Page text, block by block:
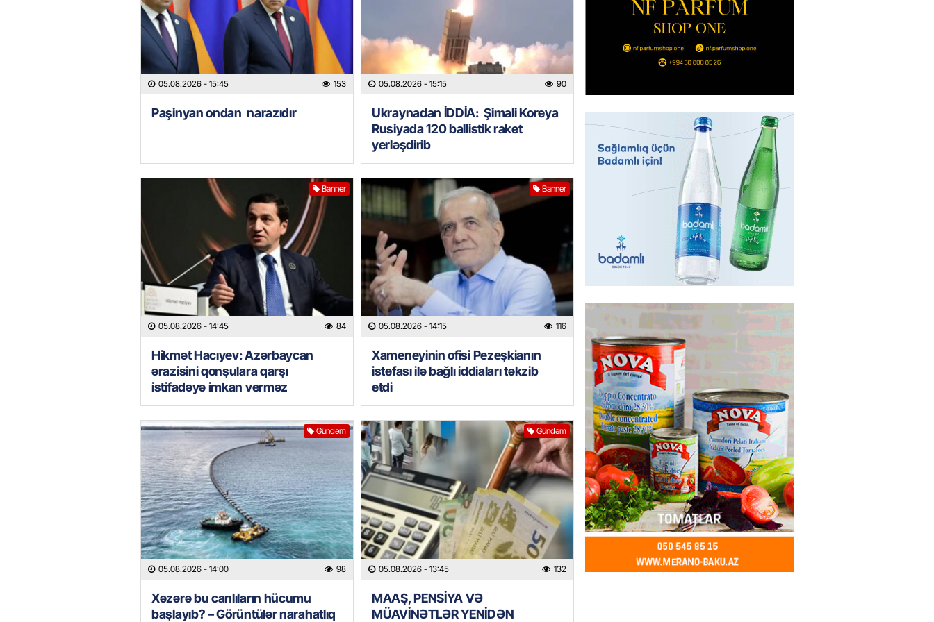
05.08.2026 - 15:45 153
Paşinyan ondan narazıdır
05.08.2026 - 15:15 90
Ukraynadan İDDİA: Şimali Koreya
Rusiyada 120 ballistik raket
yerləşdirib
Banner
05.08.2026 - 14:45 84
Hikmət Hacıyev: Azərbaycan
ərazisini qonşulara qarşı
istifadəyə imkan verməz
Banner
05.08.2026 - 14:15 116
Xameneyinin ofisi Pezeşkianın
istefası ilə bağlı iddiaları təkzib
etdi
Gündəm
05.08.2026 - 14:00 98
Xəzərə bu canlıların hücumu
başlayıb? – Görüntülər narahatlıq
Gündəm
05.08.2026 - 13:45 132
MAAŞ, PENSİYA VƏ
MÜAVİNƏTLƏR YENİDƏN
Sabah Bakıda yağış yağacaq
05.08.2026 - 13:30
Britaniyaya gedirmiş
05.08.2026 - 13:15
Rusiyada neft emalı zavodunda yanğın:
“Başneft-Ufaneftexim” dron
hücumundan sonra alovlanıb
05.08.2026 99
yaxşı hazırlaşıb
05.08.2026 - 12:45
GÜNDƏM
Məmmədnağı Əkbərov bu agentliyin
sədr müavini oldu – FOTO
05.08.2026- 12:30 101
GÜNDƏM
Milli Məclisin deputatı Asif Əsgərov
Zaqatalanın dağ kəndlərindən biri olan
Cimcimax kəndində sakinlərlə görüşdü
-FOTOLAR
05.08.2026 - 12:15 104